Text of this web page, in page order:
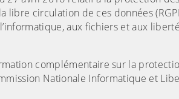
libre circulation de ces données
aux fichiers et aux
complémentaire sur la
Nationale Informatique et